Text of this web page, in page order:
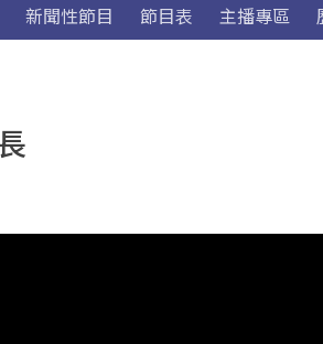
新聞性節目 節目表 主播專區